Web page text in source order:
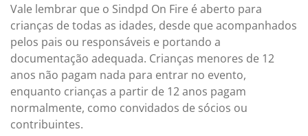
Vale lembrar que o Sindpd On Fire é aberto para
crianças de todas as idades, desde que acompanhados
pelos pais ou responsáveis e portando a
documentação adequada. Crianças menores de 12
anos não pagam nada para entrar no evento,
enquanto crianças a partir de 12 anos pagam
normalmente, como convidados de sócios ou
contribuintes.